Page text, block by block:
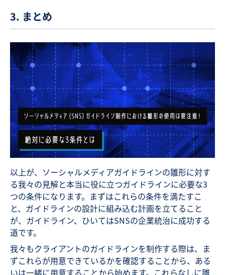
3. まとめ
以上が、ソーシャルメディアガイドラインの雛形に対す
る我々の見解と本当に役に立つガイドラインに必要な3
つの条件になります。まずはこれらの条件を満たすこ
と、ガイドラインの設計に組み込む計画を立てること
が、ガイドライン、ひいてはSNSの企業統治に成功する
道です。
我々もクライアントのガイドラインを制作する際は、ま
ずこれらが用意できているかを確認することから、ある
いは一緒に用意することから始めます。これらなしに雛